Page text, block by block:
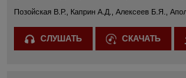
Позойская В.Р., Каприн А.Д., Алексеев Б.Я.,
СЛУШАТЬ СКАЧАТЬ